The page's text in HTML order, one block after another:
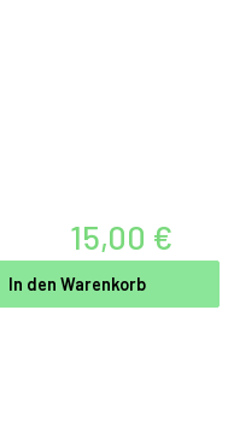
15,00 €
In den Warenkorb